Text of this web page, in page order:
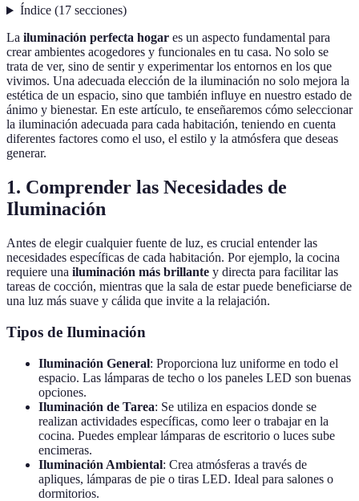
Índice(17 secciones)
La iluminación perfecta hogar es un aspecto fundamental para
crear ambientes acogedores y funcionales en tu casa. No solo se
trata de ver, sino de sentir y experimentar los entornos en los que
vivimos. Una adecuada elección de la iluminación no solo mejora la
estética de un espacio, sino que también influye en nuestro estado de
ánimo y bienestar. En este artículo, te enseñaremos cómo seleccionar
la iluminación adecuada para cada habitación, teniendo en cuenta
diferentes factores como el uso, el estilo y la atmósfera que deseas
generar.
1. Comprender las Necesidades de
Iluminación
Antes de elegir cualquier fuente de luz, es crucial entender las
necesidades específicas de cada habitación. Por ejemplo, la cocina
requiere una iluminación más brillante y directa para facilitar las
tareas de cocción, mientras que la sala de estar puede beneficiarse de
una luz más suave y cálida que invite a la relajación.
Tipos de Iluminación
Iluminación General: Proporciona luz uniforme en todo el
espacio. Las lámparas de techo o los paneles LED son buenas
opciones.
Iluminación de Tarea: Se utiliza en espacios donde se
realizan actividades específicas, como leer o trabajar en la
cocina. Puedes emplear lámparas de escritorio o luces sube
encimeras.
Iluminación Ambiental: Crea atmósferas a través de
apliques, lámparas de pie o tiras LED. Ideal para salones o
dormitorios.